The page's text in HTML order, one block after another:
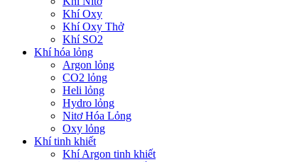
Khí Oxy
Khí Oxy Thở
Khí SO2
Khí hóa lỏng
Argon lỏng
CO2 lỏng
Heli lỏng
Hydro lỏng
Nitơ Hóa Lỏng
Oxy lỏng
Khí tinh khiết
Khí Argon tinh khiết